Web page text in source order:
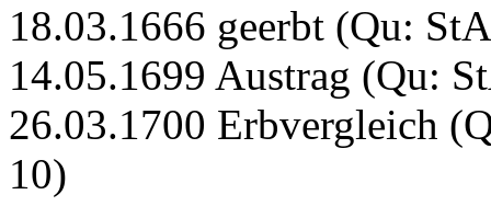
18.03.1666 geerbt (Qu:
14.05.1699 Austrag (Qu:
26.03.1700 Erbvergleich
10)